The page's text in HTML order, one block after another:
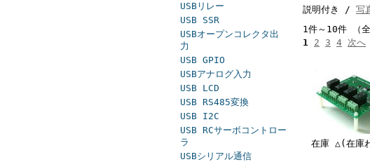
USBリレー
USB SSR
USBオープンコレクタ出
力
USB GPIO
USBアナログ入力
USB LCD
USB RS485変換
USB I2C
USB RCサーボコントロー
ラ
USBシリアル通信
説明付き / 写
1件～10件 （
1 2 3 4 次へ
在庫 △(在庫